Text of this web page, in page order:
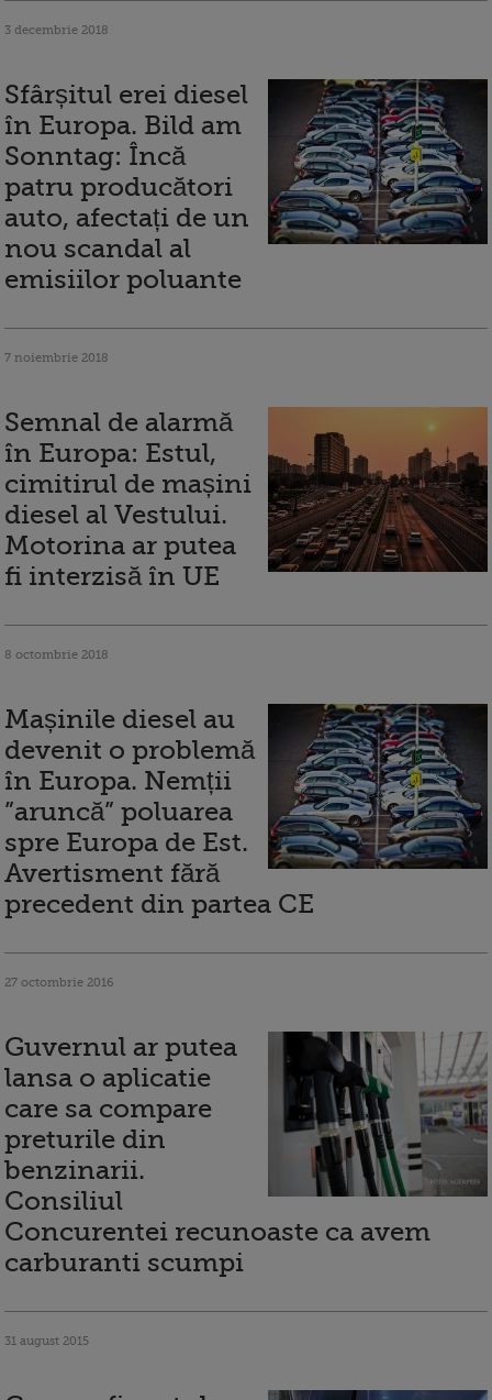
3 decembrie 2018
Sfârșitul erei diesel
în Europa. Bild am
Sonntag: Încă
patru producători
auto, afectați de un
nou scandal al
emisiilor poluante
7 noiembrie 2018
Semnal de alarmă
în Europa: Estul,
cimitirul de mașini
diesel al Vestului.
Motorina ar putea
fi interzisă în UE
8 octombrie 2018
Mașinile diesel au
devenit o problemă
în Europa. Nemții
”aruncă” poluarea
spre Europa de Est.
Avertisment fără
precedent din partea CE
27 octombrie 2016
Guvernul ar putea
lansa o aplicatie
care sa compare
preturile din
benzinarii.
Consiliul
Concurentei recunoaste ca avem
carburanti scumpi
31 august 2015